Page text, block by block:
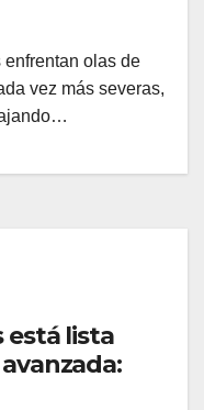
olas de
vez más severas,
está lista